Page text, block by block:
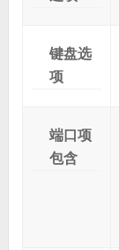
键盘选
项
端口项
包含